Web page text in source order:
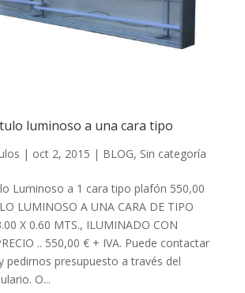
luminoso a una cara tipo
| oct 2, 2015 | BLOG, Sin categoría
Luminoso a 1 cara tipo plafón 550,00
LUMINOSO A UNA CARA DE TIPO
X 0.60 MTS., ILUMINADO CON
.. 550,00 € + IVA. Puede contactar
pedirnos presupuesto a través del
O...